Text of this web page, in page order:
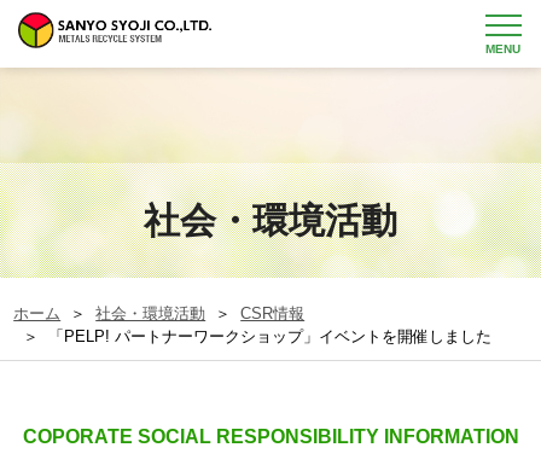
MENU
社会・環境活動
ホーム ＞社会・環境活動 ＞CSR情報
＞ 「PELP! パートナーワークショップ」イベントを開催しました
COPORATE SOCIAL RESPONSIBILITY INFORMATION